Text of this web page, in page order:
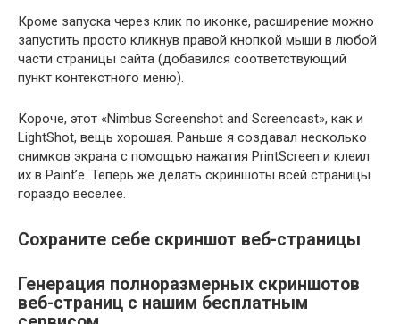
Кроме запуска через клик по иконке, расширение можно
запустить просто кликнув правой кнопкой мыши в любой
части страницы сайта (добавился соответствующий
пункт контекстного меню).
Короче, этот «Nimbus Screenshot and Screencast», как и
LightShot, вещь хорошая. Раньше я создавал несколько
снимков экрана с помощью нажатия PrintScreen и клеил
их в Paint’е. Теперь же делать скриншоты всей страницы
гораздо веселее.
Сохраните себе скриншот веб-страницы
Генерация полноразмерных скриншотов
веб-страниц с нашим бесплатным